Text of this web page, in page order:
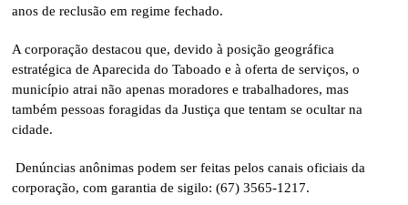
anos de reclusão em regime fechado.
A corporação destacou que, devido à posição geográfica
estratégica de Aparecida do Taboado e à oferta de serviços, o
município atrai não apenas moradores e trabalhadores, mas
também pessoas foragidas da Justiça que tentam se ocultar na
cidade.
Denúncias anônimas podem ser feitas pelos canais oficiais da
corporação, com garantia de sigilo: (67) 3565-1217.